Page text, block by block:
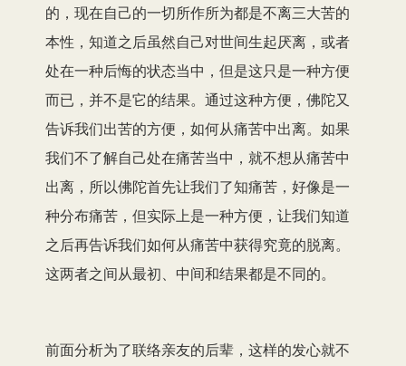
的，现在自己的一切所作所为都是不离三大苦的
本性，知道之后虽然自己对世间生起厌离，或者
处在一种后悔的状态当中，但是这只是一种方便
而已，并不是它的结果。通过这种方便，佛陀又
告诉我们出苦的方便，如何从痛苦中出离。如果
我们不了解自己处在痛苦当中，就不想从痛苦中
出离，所以佛陀首先让我们了知痛苦，好像是一
种分布痛苦，但实际上是一种方便，让我们知道
之后再告诉我们如何从痛苦中获得究竟的脱离。
这两者之间从最初、中间和结果都是不同的。
前面分析为了联络亲友的后辈，这样的发心就不